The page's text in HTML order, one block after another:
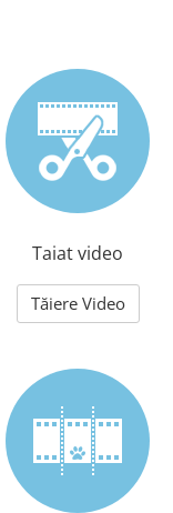
Taiat video
Tăiere Video